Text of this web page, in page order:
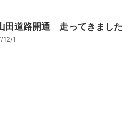
田道路開通 走ってきました
12/1